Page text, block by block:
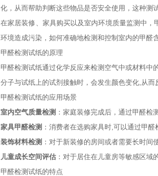
化，从而帮助判断这些物品是否安全使用，这种测
在家居装修、家具购买以及室内环境质量监测中
环境造成污染，如何准确地检测和控制室内的甲醛
甲醛检测试纸的原理
甲醛检测试纸通过化学反应来检测空气中或材料
分子与试纸上的试剂接触时，会发生颜色变化,从而
甲醛检测试纸的应用场景
室内空气质量检测 ：家庭装修完成后，通过甲醛检
家具甲醛检测 ：消费者在选购家具时,可以通过甲
装饰材料检测 ：对于新装修的房间或者需要长时间
儿童成长空间评估 ：对于居住在儿童房等敏感区域
甲醛检测试纸的特点